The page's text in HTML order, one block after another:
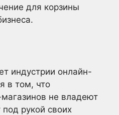
для корзины
индустрии онлайн-
в том, что
не владеют
рукой своих